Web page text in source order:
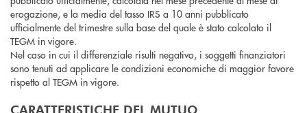
erogazione, e la media del tasso IRS a 10 anni pubblicato
ufficialmente del trimestre sulla base del quale è stato calcolato il
TEGM in vigore.
Nel caso in cui il differenziale risulti negativo, i soggetti finanziatori
sono tenuti ad applicare le condizioni economiche di maggior favore
rispetto al TEGM in vigore.
CARATTERISTICHE DEL MUTUO